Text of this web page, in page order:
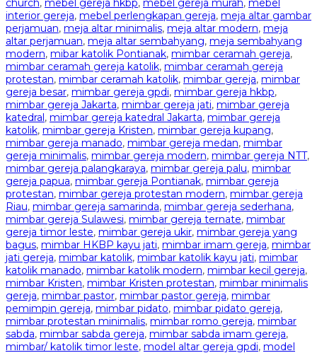
church, mebel gereja hkbp, mebel gereja murah, mebel
interior gereja, mebel perlengkapan gereja, meja altar gambar
perjamuan, meja altar minimalis, meja altar modern, meja
altar perjamuan, meja altar sembahyang, meja sembahyang
modern, mibar katolik Pontianak, mimbar ceramah gereja,
mimbar ceramah gereja katolik, mimbar ceramah gereja
protestan, mimbar ceramah katolik, mimbar gereja, mimbar
gereja besar, mimbar gereja gpdi, mimbar gereja hkbp,
mimbar gereja Jakarta, mimbar gereja jati, mimbar gereja
katedral , mimbar gereja katedral Jakarta, mimbar gereja
katolik, mimbar gereja Kristen, mimbar gereja kupang,
mimbar gereja manado, mimbar gereja medan, mimbar
gereja minimalis, mimbar gereja modern, mimbar gereja NTT,
mimbar gereja palangkaraya, mimbar gereja palu, mimbar
gereja papua, mimbar gereja Pontianak, mimbar gereja
protestan, mimbar gereja protestan modern, mimbar gereja
Riau, mimbar gereja samarinda, mimbar gereja sederhana,
mimbar gereja Sulawesi, mimbar gereja ternate, mimbar
gereja timor leste, mimbar gereja ukir, mimbar gereja yang
bagus, mimbar HKBP kayu jati, mimbar imam gereja, mimbar
jati gereja, mimbar katolik, mimbar katolik kayu jati, mimbar
katolik manado, mimbar katolik modern, mimbar kecil gereja,
mimbar Kristen, mimbar Kristen protestan, mimbar minimalis
gereja, mimbar pastor, mimbar pastor gereja, mimbar
pemimpin gereja, mimbar pidato, mimbar pidato gereja,
mimbar protestan minimalis, mimbar romo gereja, mimbar
sabda, mimbar sabda gereja, mimbar sabda imam gereja,
mimbar/ katolik timor leste, model altar gereja gpdi, model